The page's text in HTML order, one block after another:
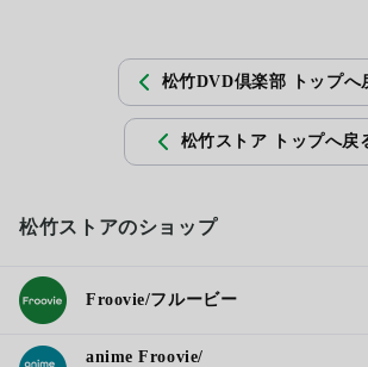
松竹DVD倶楽部 トップへ
松竹ストア トップへ戻
松竹ストアのショップ
Froovie/フルービー
anime Froovie/